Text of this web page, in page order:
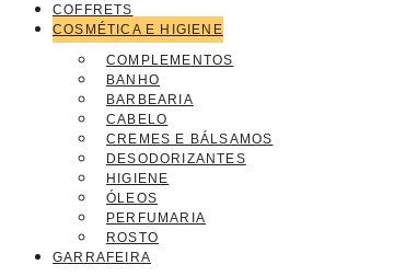
COFFRETS
COSMÉTICA E HIGIENE
COMPLEMENTOS
BANHO
BARBEARIA
CABELO
CREMES E BÁLSAMOS
DESODORIZANTES
HIGIENE
ÓLEOS
PERFUMARIA
ROSTO
GARRAFEIRA